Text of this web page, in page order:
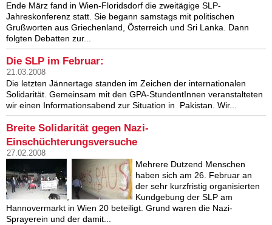
Ende März fand in Wien-Floridsdorf die zweitägige SLP-
Jahreskonferenz statt. Sie begann samstags mit politischen
Grußworten aus Griechenland, Österreich und Sri Lanka. Dann
folgten Debatten zur...
Die SLP im Februar:
21.03.2008
Die letzten Jännertage standen im Zeichen der internationalen
Solidarität. Gemeinsam mit den GPA-StundentInnen veranstalteten
wir einen Informationsabend zur Situation in Pakistan. Wir...
Breite Solidarität gegen Nazi-
Einschüchterungsversuche
27.02.2008
,
Mehrere Dutzend Menschen
haben sich am 26. Februar an
der sehr kurzfristig organisierten
Kundgebung der SLP am
Hannovermarkt in Wien 20 beteiligt. Grund waren die Nazi-
Sprayerein und der damit...